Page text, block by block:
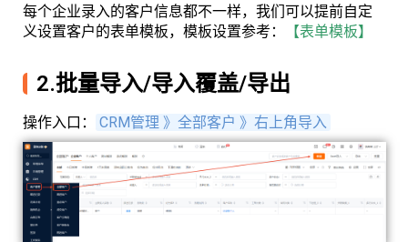
每个企业录入的客户信息都不一样，我们可以提前自定
义设置客户的表单模板，模板设置参考：
【表单模板】
2.批量导入/导入覆盖/导出
操作入口： CRM管理 》全部客户 》右上角导入